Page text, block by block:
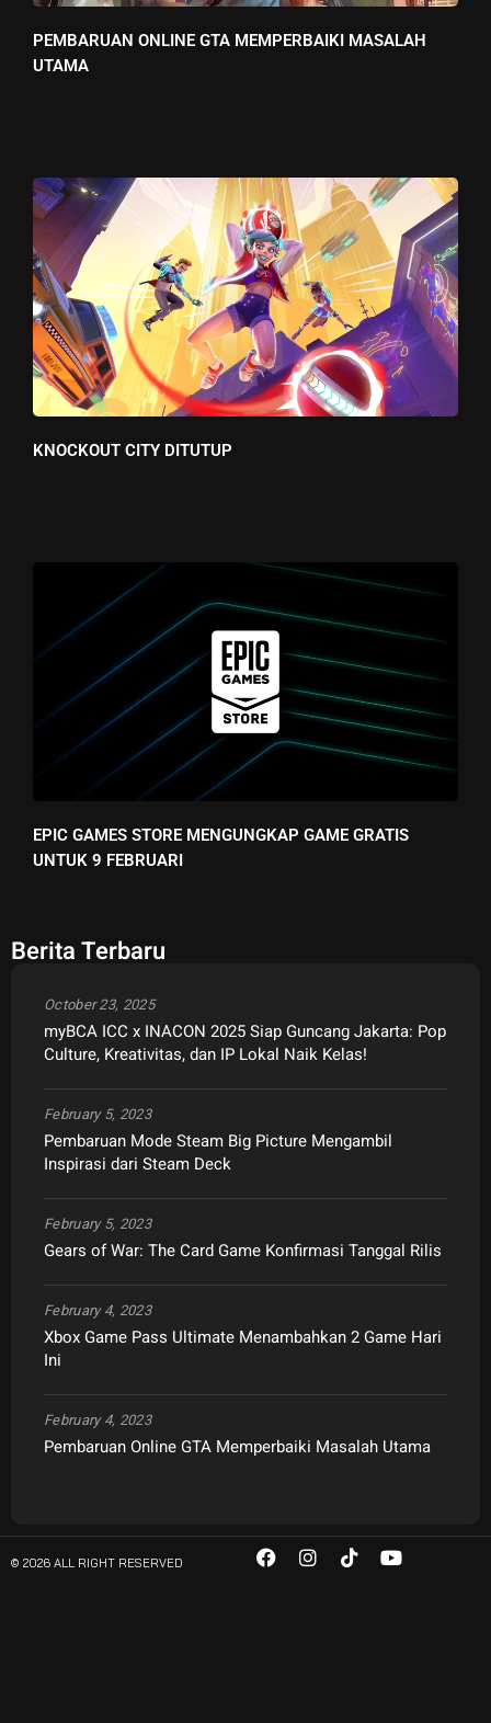
PEMBARUAN ONLINE GTA MEMPERBAIKI MASALAH
UTAMA
KNOCKOUT CITY DITUTUP
EPIC GAMES STORE MENGUNGKAP GAME GRATIS
UNTUK 9 FEBRUARI
Berita Terbaru
myBCA ICC x INACON 2025 Siap Guncang Jakarta: Pop
Culture, Kreativitas, dan IP Lokal Naik Kelas!
October 23, 2025
Pembaruan Mode Steam Big Picture Mengambil
Inspirasi dari Steam Deck
February 5, 2023
Gears of War: The Card Game Konfirmasi Tanggal Rilis
February 5, 2023
Xbox Game Pass Ultimate Menambahkan 2 Game Hari
Ini
February 4, 2023
Pembaruan Online GTA Memperbaiki Masalah Utama
February 4, 2023
© 2026 ALL RIGHT RESERVED